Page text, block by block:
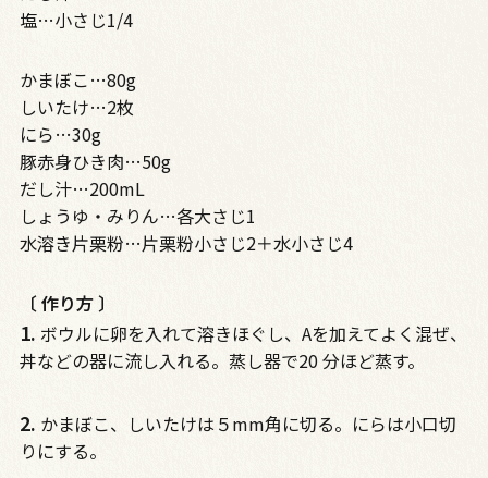
塩…小さじ1/4
かまぼこ…80g
しいたけ…2枚
にら…30g
豚赤身ひき肉…50g
だし汁…200mL
しょうゆ・みりん…各大さじ1
水溶き片栗粉…片栗粉小さじ2＋水小さじ4
〔 作り方 〕
1. ボウルに卵を入れて溶きほぐし、Aを加えてよく混ぜ、
丼などの器に流し入れる。蒸し器で20 分ほど蒸す。
2. かまぼこ、しいたけは５mm角に切る。にらは小口切
りにする。